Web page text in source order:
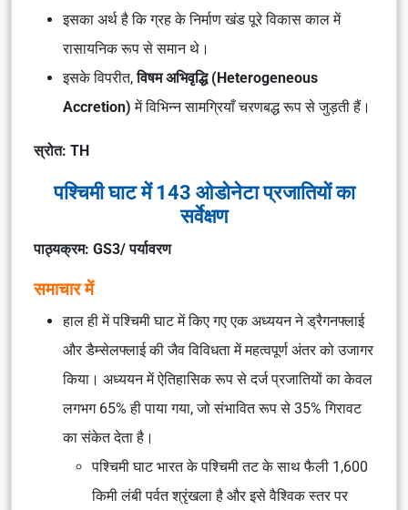
इसका अर्थ है कि ग्रह के निर्माण खंड पूरे विकास काल में
रासायनिक रूप से समान थे।
इसके विपरीत,विषम अभिवृद्धि (Heterogeneous
Accretion) में विभिन्न सामग्रियाँ चरणबद्ध रूप से जुड़ती हैं।
स्रोत: TH
पश्चिमी घाट में 143 ओडोनेटा प्रजातियों का
सर्वेक्षण
पाठ्यक्रम: GS3/ पर्यावरण
समाचार में
हाल ही में पश्चिमी घाट में किए गए एक अध्ययन ने ड्रैगनफ्लाई
और डैम्सेलफ्लाई की जैव विविधता में महत्वपूर्ण अंतर को उजागर
किया। अध्ययन में ऐतिहासिक रूप से दर्ज प्रजातियों का केवल
लगभग 65% ही पाया गया, जो संभावित रूप से 35% गिरावट
का संकेत देता है।
पश्चिमी घाट भारत के पश्चिमी तट के साथ फैली 1,600
किमी लंबी पर्वत श्रृंखला है और इसे वैश्विक स्तर पर